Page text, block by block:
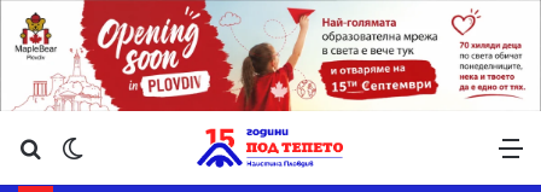
Търсене ...